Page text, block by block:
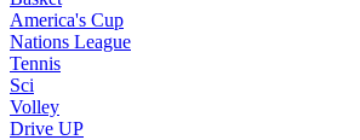
America's Cup
Nations League
Tennis
Sci
Volley
Drive UP